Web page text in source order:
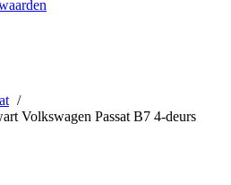
Volkswagen Passat B7 4-deurs